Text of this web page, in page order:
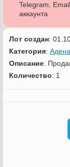
Telegram,
аккаунта
Лот создан:
Категория:
Описание:
Количество: 1